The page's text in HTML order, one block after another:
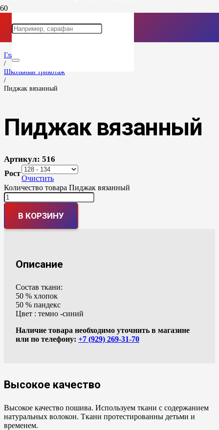
Главная
/
Школьный трикотаж
/
Пиджак вязанный
Пиджак вязанный
Артикул: 516
Рост
Очистить
Количество товара Пиджак вязанный
В КОРЗИНУ
Описание
Состав ткани:
50 % хлопок
50 % пандекс
Цвет : темно -синий
Наличие товара необходимо уточнить в магазине
или по телефону: +7 (929) 269-31-70
Высокое качество
Высокое качество пошива. Используем ткани с содержанием
натуральных волокон. Ткани протестированны детьми и
временем.